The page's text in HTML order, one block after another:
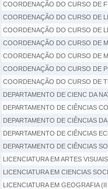
COORDENAÇÃO DO CURSO DE
COORDENAÇÃO DO CURSO DE
COORDENAÇÃO DO CURSO DE
COORDENAÇÃO DO CURSO DE
COORDENAÇÃO DO CURSO DE
COORDENAÇÃO DO CURSO DE
COORDENAÇÃO DO CURSO DE
DEPARTAMENTO DE CIENC DA
DEPARTAMENTO DE CIÊNCIAS
DEPARTAMENTO DE CIÊNCIAS
DEPARTAMENTO DE CIÊNCIAS
DEPARTAMENTO DE CIÊNCIAS
LICENCIATURA EM ARTES
LICENCIATURA EM CIENCIAS
LICENCIATURA EM GEOGRAFIA